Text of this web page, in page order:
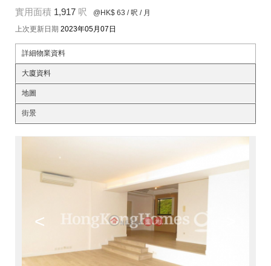
實用面積 1,917 呎 @HK$ 63 / 呎 / 月
上次更新日期 2023年05月07日
詳細物業資料
大廈資料
地圖
街景
<